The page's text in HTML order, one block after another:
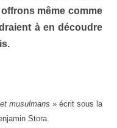
même comme
à en découdre
musulmans » écrit sous la
Stora.